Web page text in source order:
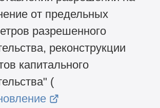
от предельных
разрешенного
реконструкции
капитального
(